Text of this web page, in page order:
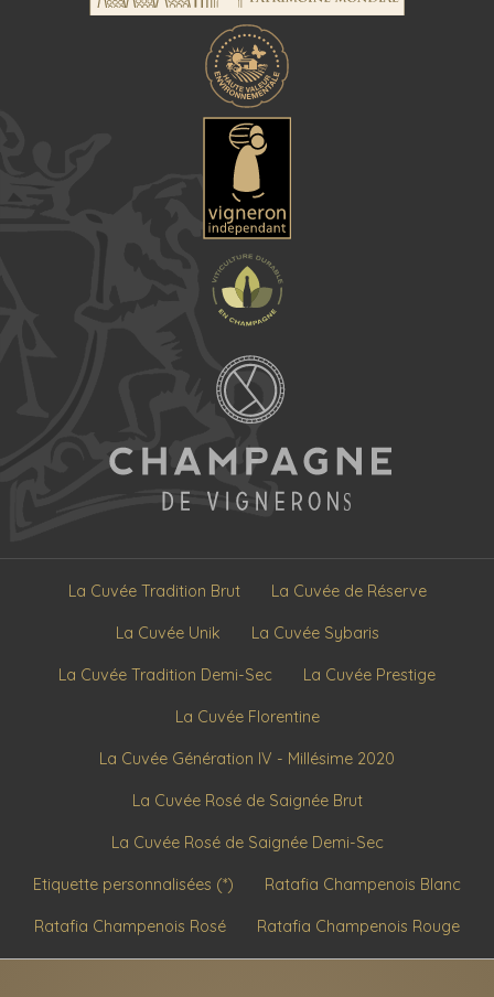
La Cuvée Tradition Brut La Cuvée de Réserve
La Cuvée Unik La Cuvée Sybaris
La Cuvée Tradition Demi-Sec La Cuvée Prestige
La Cuvée Florentine
La Cuvée Génération IV - Millésime 2020
La Cuvée Rosé de Saignée Brut
La Cuvée Rosé de Saignée Demi-Sec
Etiquette personnalisées (*) Ratafia Champenois Blanc
Ratafia Champenois Rosé Ratafia Champenois Rouge